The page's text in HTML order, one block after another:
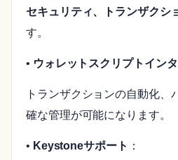
セキュリティ、トランザクシ
す。
• ウォレットスクリプトイン
トランザクションの自動化、
確な管理が可能になります。
• Keystoneサポート ：